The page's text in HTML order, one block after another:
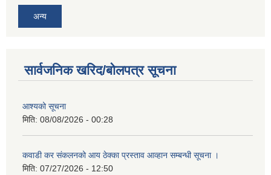
अन्य
सार्वजनिक खरिद/बोलपत्र सूचना
आश्यको सूचना
मिति: 08/08/2026 - 00:28
कवाडी कर संकलनको आय ठेक्का प्रस्ताव आव्हान सम्बन्धी सूचना ।
मिति: 07/27/2026 - 12:50